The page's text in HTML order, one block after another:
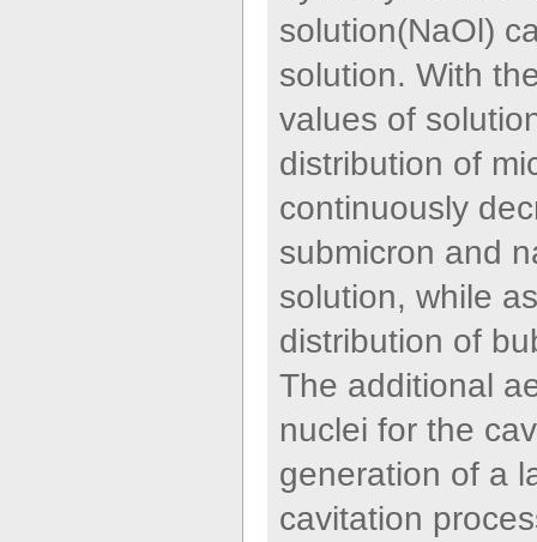
solution(NaOl)
solution. With
values of
distribution of
continuously
submicron and
solution, while
distribution of
The additional
nuclei for the
generation of a
cavitation